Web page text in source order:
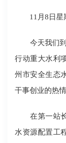
11月8日星
今天我们到
行动重大水利
州市安全生态
干事创业的热
在第一站长
水资源配置工